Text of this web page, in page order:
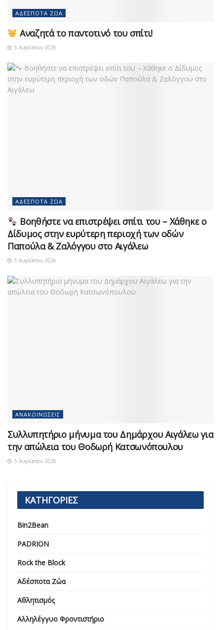
ΑΔΈΣΠΟΤΑ ΖΏΑ
Αναζητά το παντοτινό του σπίτι!
5 Αυγούστου 2026
ΑΔΈΣΠΟΤΑ ΖΏΑ
Βοηθήστε να επιστρέψει σπίτι του – Χάθηκε ο
Δίδυμος στην ευρύτερη περιοχή των οδών
Παπούλα & Ζαλόγγου στο Αιγάλεω
5 Αυγούστου 2026
ΑΝΑΚΟΙΝΏΣΕΙΣ
Συλλυπητήριο μήνυμα του Δημάρχου Αιγάλεω για
την απώλεια του Θοδωρή Κατσωνόπουλου
5 Αυγούστου 2026
ΚΑΤΗΓΟΡΙΕΣ
Bin2Bean
PADRION
Rock the Block
Αδέσποτα Ζώα
Αθλητισμός
Αλληλέγγυο Φροντιστήριο